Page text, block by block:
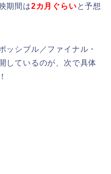
期間は2カ月ぐらいと予想
ッシブル／ファイナル・
しているのが、次で具体